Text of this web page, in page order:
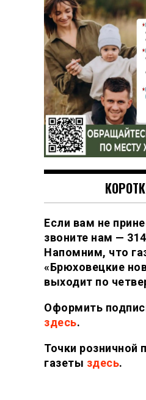
Если вам не
звоните нам —
Напомним, что
«Брюховецкие
выходит по
Оформить
здесь.
Точки розничной
газеты здесь.